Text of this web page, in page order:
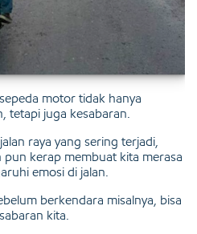
motor tidak hanya
tetapi juga kesabaran.
raya yang sering terjadi,
kerap membuat kita merasa
emosi di jalan.
berkendara misalnya, bisa
kita.